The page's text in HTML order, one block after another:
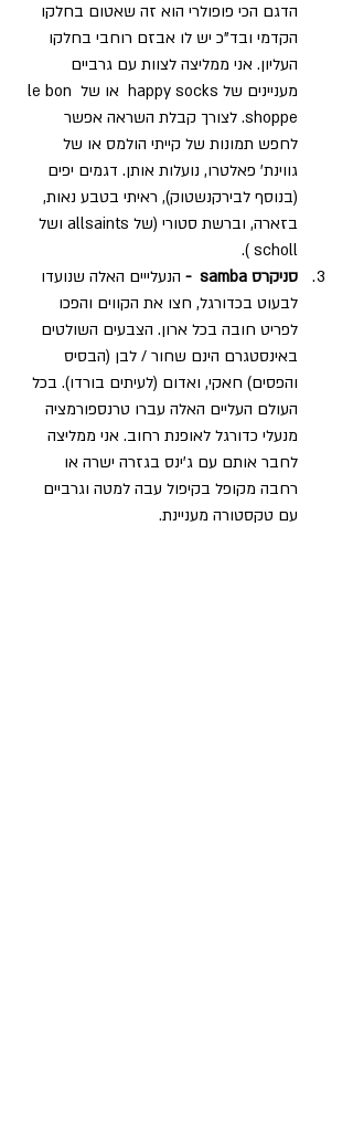
הדגם הכי פופולרי הוא זה שאטום בחלקו
הקדמי ובד"כ יש לו אבזם רוחבי בחלקו
העליון. אני ממליצה לצוות עם גרביים
מעניינים של happy socks  או של le bon
shoppe. לצורך קבלת השראה אפשר
לחפש תמונות של קייתי הולמס או של
גווינת' פאלטרו, נועלות אותן. דגמים יפים
(בנוסף לבירקנשטוק), ראיתי בטבע נאות,
בזארה, וברשת סטורי (של allsaints ושל
scholl ).
סניקרס samba  -
הנעלייים האלה שנועדו
לבעוט בכדורגל, חצו את הקווים והפכו
לפריט חובה בכל ארון. הצבעים השולטים
באינסטגרם הינם שחור / לבן (הבסיס
והפסים) חאקי, ואדום (לעיתים בורדו). בכל
העולם העליים האלה עברו טרנספורמציה
מנעלי כדורגל לאופנת רחוב. אני ממליצה
לחבר אותם עם ג'ינס בגזרה ישרה או
רחבה מקופל בקיפול עבה למטה וגרביים
עם טקסטורה מעניינת.